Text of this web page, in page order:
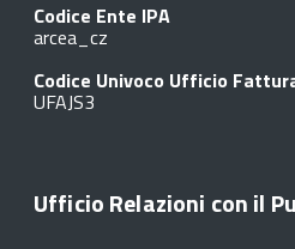
Codice Ente IPA
arcea_cz
Codice Univoco Ufficio
UFAJS3
Ufficio Relazioni con il